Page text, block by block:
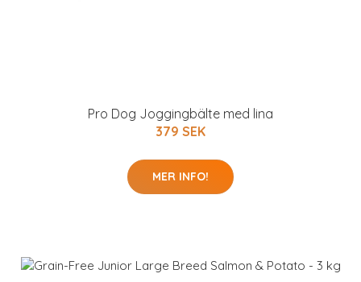
Pro Dog Joggingbälte med lina
379 SEK
MER INFO!